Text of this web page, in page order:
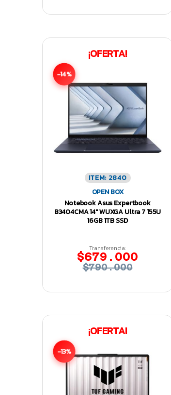
¡OFERTA!
-14%
ITEM: 2840
OPEN BOX
Notebook Asus Expertbook
B3404CMA 14″ WUXGA Ultra 7 155U
16GB 1TB SSD
Transferencia:
$679.000
$790.000
¡OFERTA!
-13%